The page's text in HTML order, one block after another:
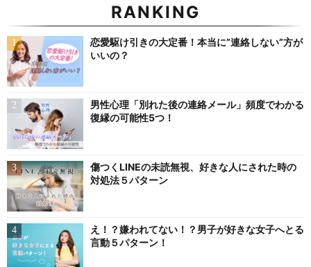
RANKING
恋愛駆け引きの大定番！本当に”連絡しない”方が
いいの？
男性心理「別れた後の連絡メール」頻度でわかる
復縁の可能性5つ！
傷つくLINEの未読無視、好きな人にされた時の
対処法５パターン
え！？嫌われてない！？男子が好きな女子へとる
言動５パターン！